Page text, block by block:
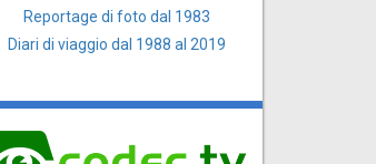
Reportage di foto dal 1983
Diari di viaggio dal 1988 al 2019